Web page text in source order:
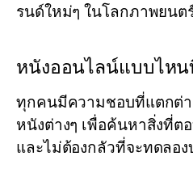
รนด์ใหม่ๆ ในโลกภาพยนต
หนังออนไลน์แบบไห
ทุกคนมีความชอบที่แตกต่า
หนังต่างๆ เพื่อค้นหาสิ่งที่ต
และไม่ต้องกลัวที่จะทดลอง